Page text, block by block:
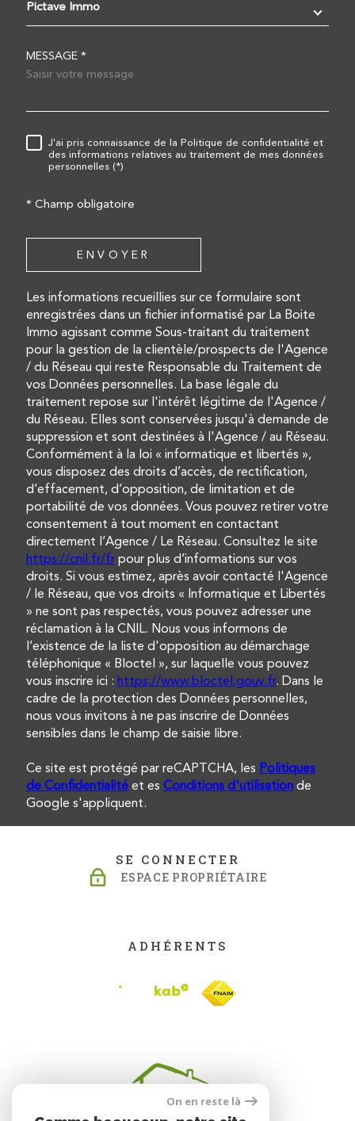
Pictave Immo
MESSAGE *
RÈGLEMENTATION
J'ai pris connaissance de la Politique de confidentialité et
des informations relatives au traitement de mes données
personnelles (*)
* Champ obligatoire
ENVOYER
Les informations recueillies sur ce formulaire sont
enregistrées dans un fichier informatisé par La Boite
Immo agissant comme Sous-traitant du traitement
pour la gestion de la clientèle/prospects de l'Agence
/ du Réseau qui reste Responsable du Traitement de
vos Données personnelles. La base légale du
traitement repose sur l'intérêt légitime de l'Agence /
du Réseau. Elles sont conservées jusqu'à demande de
suppression et sont destinées à l'Agence / au Réseau.
Conformément à la loi « informatique et libertés »,
vous disposez des droits d’accès, de rectification,
d’effacement, d’opposition, de limitation et de
portabilité de vos données. Vous pouvez retirer votre
consentement à tout moment en contactant
directement l’Agence / Le Réseau. Consultez le site
https://cnil.fr/fr pour plus d’informations sur vos
droits. Si vous estimez, après avoir contacté l'Agence
/ le Réseau, que vos droits « Informatique et Libertés
» ne sont pas respectés, vous pouvez adresser une
réclamation à la CNIL. Nous vous informons de
l’existence de la liste d'opposition au démarchage
téléphonique « Bloctel », sur laquelle vous pouvez
vous inscrire ici : https://www.bloctel.gouv.fr. Dans le
cadre de la protection des Données personnelles,
nous vous invitons à ne pas inscrire de Données
sensibles dans le champ de saisie libre.
Ce site est protégé par reCAPTCHA, les Politiques
de Confidentialité et es Conditions d'utilisation de
Google s'appliquent.
SE CONNECTER
ESPACE PROPRIÉTAIRE
ADHÉRENTS
On en reste là